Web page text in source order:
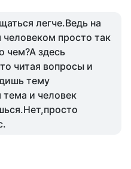
легче.Ведь на
просто так
чем?А здесь
читая вопросы и
тему
тема и человек